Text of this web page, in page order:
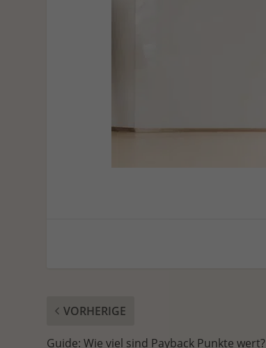
VORHERIGE
Guide: Wie viel sind Payback Punkte wert?